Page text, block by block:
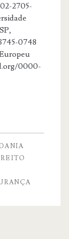
2705-
0748
0000-